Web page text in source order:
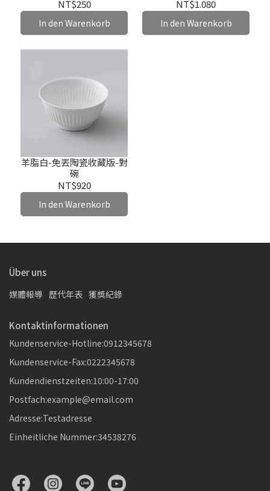
NT$250
In den Warenkorb
NT$1.080
In den Warenkorb
羊脂白-免丟陶瓷收藏版-對
碗
NT$920
In den Warenkorb
Über uns
媒體報導 歷代年表 獲獎紀錄
Kontaktinformationen
Kundenservice-Hotline:0912345678
Kundenservice-Fax:0222345678
Kundendienstzeiten:10:00-17:00
Postfach:example@email.com
Adresse:Testadresse
Einheitliche Nummer:34538276